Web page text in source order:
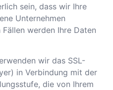
sein, dass wir Ihre
Unternehmen
werden Ihre Daten
wir das SSL-
in Verbindung mit der
die von Ihrem